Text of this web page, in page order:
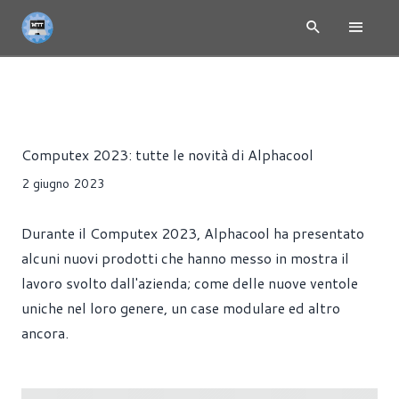
Computex 2023: tutte le novità di Alphacool
2 giugno 2023
Durante il Computex 2023, Alphacool ha presentato
alcuni nuovi prodotti che hanno messo in mostra il
lavoro svolto dall'azienda; come delle nuove ventole
uniche nel loro genere, un case modulare ed altro
ancora.